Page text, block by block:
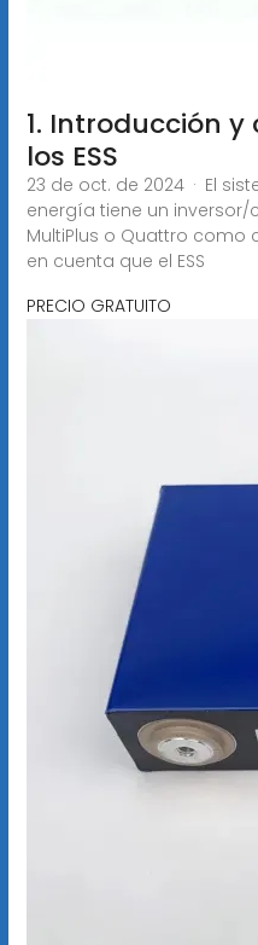
1. Introducción
los ESS
23 de oct. de 2024 · El
energía tiene un
MultiPlus o Quattro como
en cuenta que el ESS
PRECIO GRATUITO